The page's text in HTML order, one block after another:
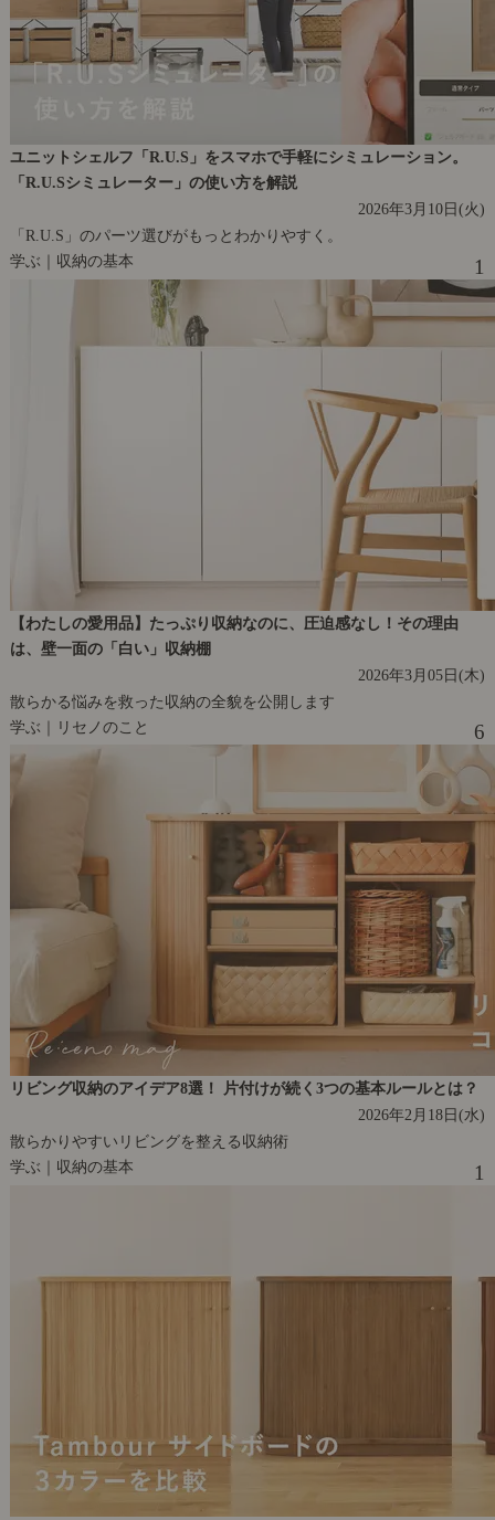
ユニットシェルフ「R.U.S」をスマホで手軽にシミュレーション。
「R.U.Sシミュレーター」の使い方を解説
2026年3月10日(火)
「R.U.S」のパーツ選びがもっとわかりやすく。
学ぶ｜収納の基本
1
【わたしの愛用品】たっぷり収納なのに、圧迫感なし！その理由
は、壁一面の「白い」収納棚
2026年3月05日(木)
散らかる悩みを救った収納の全貌を公開します
学ぶ｜リセノのこと
6
リビング収納のアイデア8選！ 片付けが続く3つの基本ルールとは？
2026年2月18日(水)
散らかりやすいリビングを整える収納術
学ぶ｜収納の基本
1